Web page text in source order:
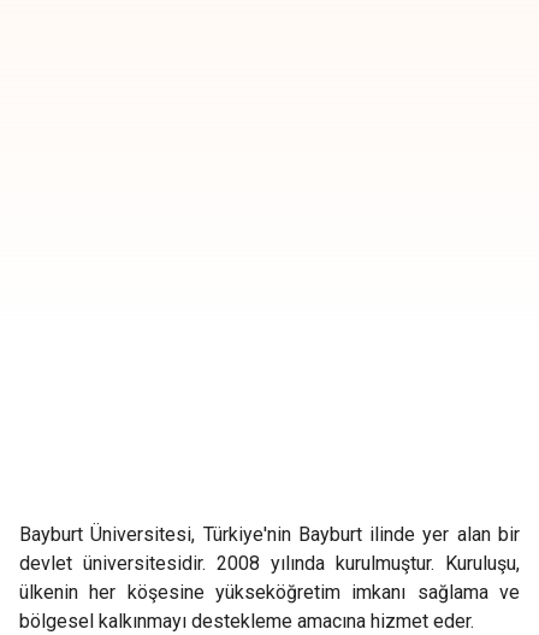
Bayburt Üniversitesi, Türkiye'nin Bayburt ilinde yer alan bir
devlet üniversitesidir. 2008 yılında kurulmuştur. Kuruluşu,
ülkenin her köşesine yükseköğretim imkanı sağlama ve
bölgesel kalkınmayı destekleme amacına hizmet eder.